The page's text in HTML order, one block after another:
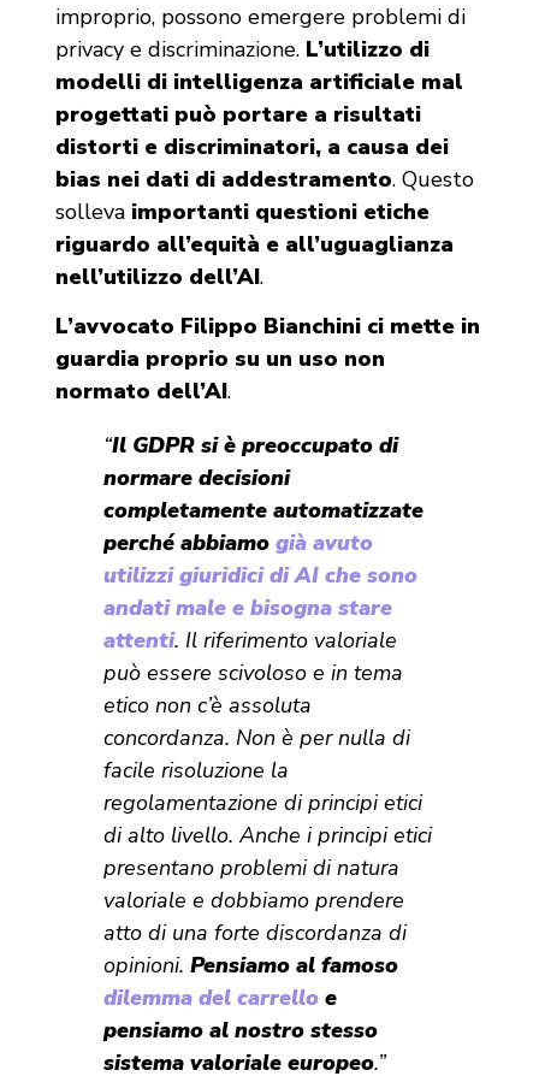
improprio, possono emergere problemi di
privacy e discriminazione. L’utilizzo di
modelli di intelligenza artificiale mal
progettati può portare a risultati
distorti e discriminatori, a causa dei
bias nei dati di addestramento. Questo
solleva importanti questioni etiche
riguardo all’equità e all’uguaglianza
nell’utilizzo dell’AI.
L’avvocato Filippo Bianchini ci mette in
guardia proprio su un uso non
normato dell’AI.
“Il GDPR si è preoccupato di
normare decisioni
completamente automatizzate
perché abbiamo già avuto
utilizzi giuridici di AI che sono
andati male e bisogna stare
attenti. Il riferimento valoriale
può essere scivoloso e in tema
etico non c’è assoluta
concordanza. Non è per nulla di
facile risoluzione la
regolamentazione di principi etici
di alto livello. Anche i principi etici
presentano problemi di natura
valoriale e dobbiamo prendere
atto di una forte discordanza di
opinioni. Pensiamo al famoso
dilemma del carrelloe
pensiamo al nostro stesso
sistema valoriale europeo.”